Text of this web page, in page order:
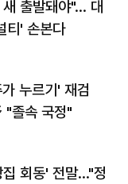
출발돼야"… 대
티' 손본다
누르기' 재검
졸속 국정"
회동' 전말…"정